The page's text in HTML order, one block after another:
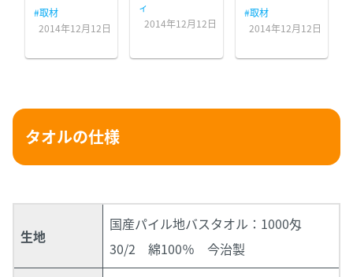
#取材
2014年12月12日
ィ
2014年12月12日
#取材
2014年12月12日
タオルの仕様
生地
国産パイル地バスタオル：1000匁
30/2 綿100％ 今治製